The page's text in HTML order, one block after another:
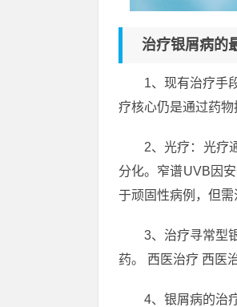
治疗银屑病的
1、现有治疗手
疗核心仍是通过药物
2、光疗：光疗
分化。窄谱UVB因
于顽固性病例，但
3、治疗寻常型
药。 西医治疗 西医
4、银屑病的治